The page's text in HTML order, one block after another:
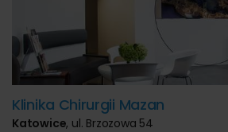
Klinika Chirurgii Mazan
Katowice, ul. Brzozowa 54